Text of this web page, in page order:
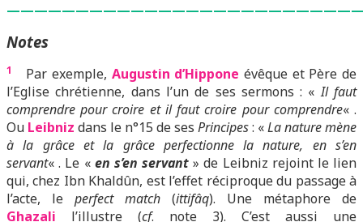
Notes
1 Par exemple, Augustin d’Hippone évêque et Père de
l’Eglise chrétienne, dans l’un de ses sermons : «Il faut
comprendre pour croire et il faut croire pour comprendre« .
Ou Leibniz dans le n°15 de ses Principes: «La nature mène
à la grâce et la grâce perfectionne la nature, en s’en
servant« . Le « en s’en servant » de Leibniz rejoint le lien
qui, chez Ibn Khaldûn, est l’effet réciproque du passage à
l’acte, le perfect match (ittifâq). Une métaphore de
Ghazali l’illustre (cf. note 3). C’est aussi une